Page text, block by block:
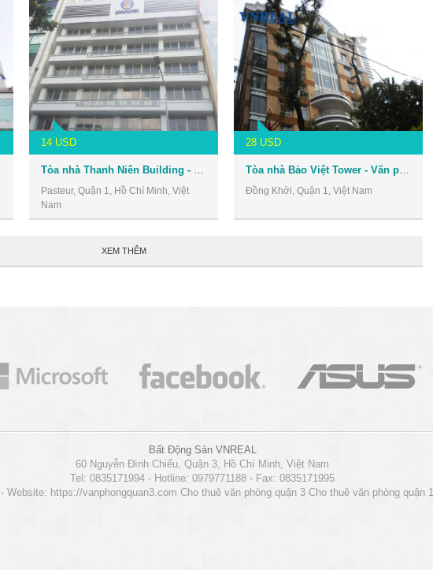
14 USD
Pasteur, Quận 1, Hồ Chí Minh, Việt
Nam
28 USD
Đồng Khởi, Quận 1, Việt Nam
XEM THÊM
Bất Động Sản VNREAL
60 Nguyễn Đình Chiểu, Quận 3, Hồ Chí Minh, Việt Nam
Tel: 0835171994 - Hotline: 0979771188 - Fax: 0835171995
- Website: https://vanphongquan3.com Cho thuê văn phòng quận 3 Cho thuê văn phòng quận 1